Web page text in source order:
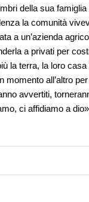
della sua
la comunità
a un’azienda
a privati per
la terra, la loro
momento all’altro
avvertiti,
ci affidiamo a